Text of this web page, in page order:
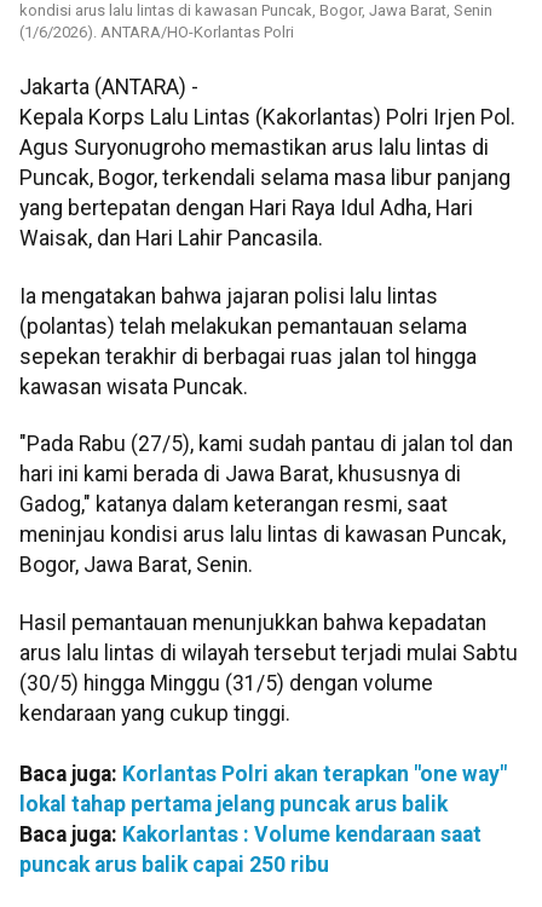
kondisi arus lalu lintas di kawasan Puncak, Bogor, Jawa Barat, Senin
(1/6/2026). ANTARA/HO-Korlantas Polri
Jakarta (ANTARA) -
Kepala Korps Lalu Lintas (Kakorlantas) Polri Irjen Pol.
Agus Suryonugroho memastikan arus lalu lintas di
Puncak, Bogor, terkendali selama masa libur panjang
yang bertepatan dengan Hari Raya Idul Adha, Hari
Waisak, dan Hari Lahir Pancasila.
Ia mengatakan bahwa jajaran polisi lalu lintas
(polantas) telah melakukan pemantauan selama
sepekan terakhir di berbagai ruas jalan tol hingga
kawasan wisata Puncak.
"Pada Rabu (27/5), kami sudah pantau di jalan tol dan
hari ini kami berada di Jawa Barat, khususnya di
Gadog," katanya dalam keterangan resmi, saat
meninjau kondisi arus lalu lintas di kawasan Puncak,
Bogor, Jawa Barat, Senin.
Hasil pemantauan menunjukkan bahwa kepadatan
arus lalu lintas di wilayah tersebut terjadi mulai Sabtu
(30/5) hingga Minggu (31/5) dengan volume
kendaraan yang cukup tinggi.
Baca juga: Korlantas Polri akan terapkan "one way"
lokal tahap pertama jelang puncak arus balik
Baca juga: Kakorlantas : Volume kendaraan saat
puncak arus balik capai 250 ribu